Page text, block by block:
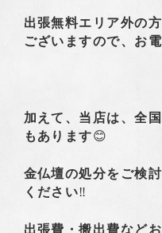
出張無料エリア外の
ございますので、お
加えて、当店は、全
もあります😊
金仏壇の処分をご検
ください‼️
出張費・搬出費など